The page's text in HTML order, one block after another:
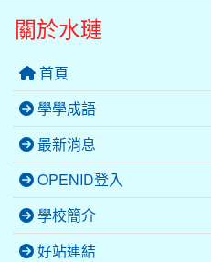
關於水璉
首頁
學學成語
最新消息
OPENID登入
學校簡介
好站連結